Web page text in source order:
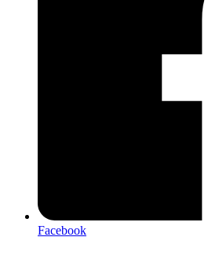
Facebook